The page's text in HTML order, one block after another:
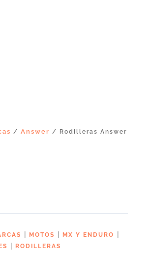
/ Answer / Rodilleras Answer
| MOTOS | MX Y ENDURO |
| RODILLERAS